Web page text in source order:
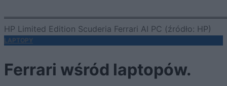
HP Limited Edition Scuderia Ferrari AI PC (źródło: HP)
LAPTOPY
Ferrari wśród laptopów.